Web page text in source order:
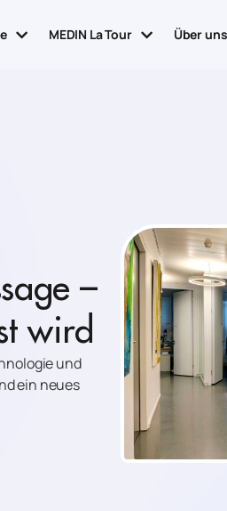
MEDIN La Tour Über uns
–
wird
und
ein neues